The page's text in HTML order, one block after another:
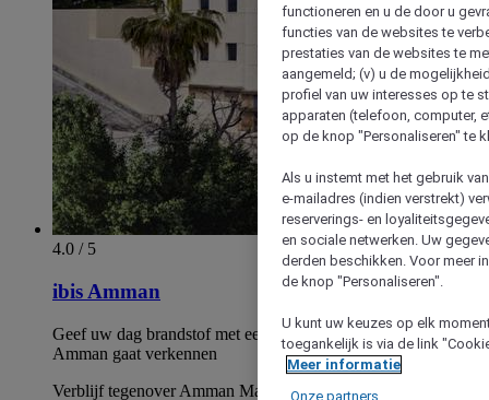
4.0 / 5
ibis Amman
Geef uw dag brandstof met een ontbijtbuffet voordat u
Amman gaat verkennen
Verblijf tegenover Amman Mall voor gemakkelijk winkelen
functioneren en u de door u
functies van de websites te
prestaties van de websites te
aangemeld; (v) u de
profiel van uw interesses op te
apparaten (telefoon, computer,
op de knop "Personaliseren" te
Als u instemt met het gebruik
e-mailadres (indien verstrekt)
reserverings- en
en sociale netwerken. Uw
derden beschikken. Voor meer
de knop "Personaliseren".
U kunt uw keuzes op elk
toegankelijk is via de link
Meer informatie
Onze partners